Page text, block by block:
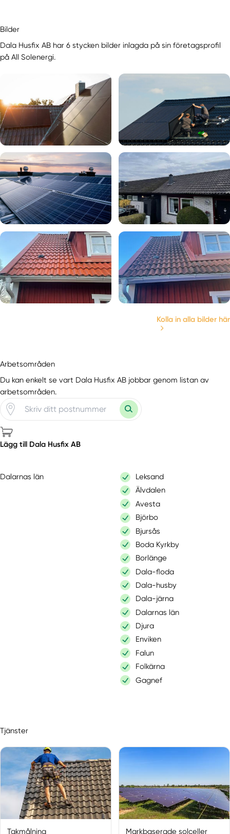
Bilder
Dala Husfix AB har 6 stycken bilder inlagda på sin företagsprofil
på All Solenergi.
Kolla in alla bilder här
Arbetsområden
Du kan enkelt se vart Dala Husfix AB jobbar genom listan av
arbetsområden.
Lägg till Dala Husfix AB
Dalarnas län
Leksand
Älvdalen
Avesta
Björbo
Bjursås
Boda Kyrkby
Borlänge
Dala-floda
Dala-husby
Dala-järna
Dalarnas län
Djura
Enviken
Falun
Folkärna
Gagnef
Idkerberget
Idre
Insjön
Krylbo
Långshyttan
Lima
Linghed
Tjänster
Takmålning Markbaserade solceller